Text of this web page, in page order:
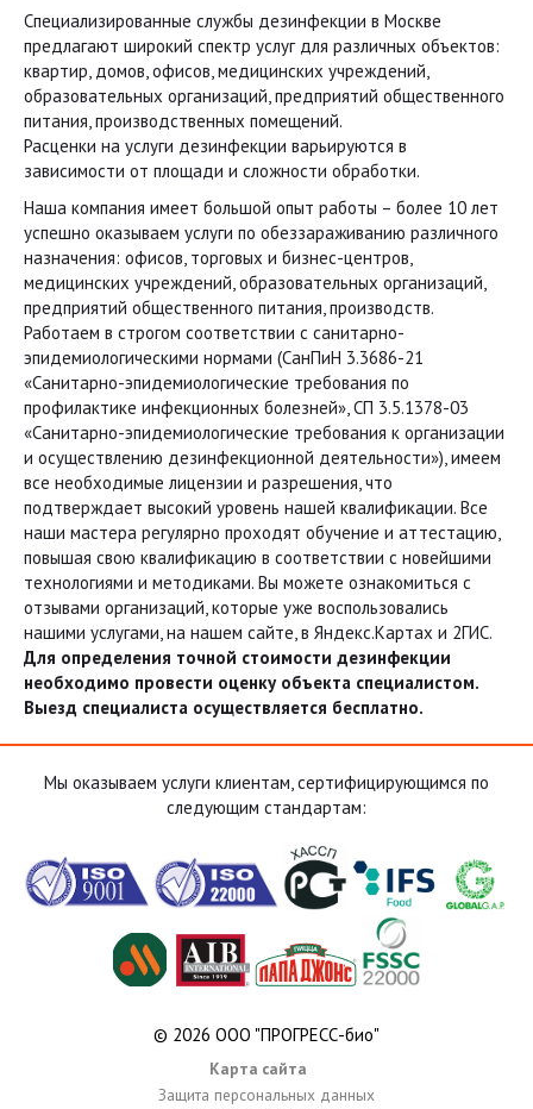
Специализированные службы дезинфекции в Москве
предлагают широкий спектр услуг для различных объектов:
квартир, домов, офисов, медицинских учреждений,
образовательных организаций, предприятий общественного
питания, производственных помещений.
Расценки на услуги дезинфекции варьируются в
зависимости от площади и сложности обработки.
Наша компания имеет большой опыт работы – более 10 лет
успешно оказываем услуги по обеззараживанию различного
назначения: офисов, торговых и бизнес-центров,
медицинских учреждений, образовательных организаций,
предприятий общественного питания, производств.
Работаем в строгом соответствии с санитарно-
эпидемиологическими нормами (СанПиН 3.3686-21
«Санитарно-эпидемиологические требования по
профилактике инфекционных болезней», СП 3.5.1378-03
«Санитарно-эпидемиологические требования к организации
и осуществлению дезинфекционной деятельности»), имеем
все необходимые лицензии и разрешения, что
подтверждает высокий уровень нашей квалификации. Все
наши мастера регулярно проходят обучение и аттестацию,
повышая свою квалификацию в соответствии с новейшими
технологиями и методиками. Вы можете ознакомиться с
отзывами организаций, которые уже воспользовались
нашими услугами, на нашем сайте, в Яндекс.Картах и 2ГИС.
Для определения точной стоимости дезинфекции
необходимо провести оценку объекта специалистом.
Выезд специалиста осуществляется бесплатно.
Мы оказываем услуги клиентам, сертифицирующимся по
следующим стандартам:
© 2026 ООО "ПРОГРЕСС-био"
Карта сайта
Защита персональных данных